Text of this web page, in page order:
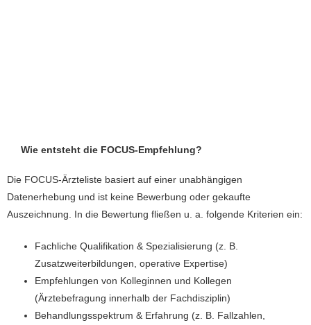
Wie entsteht die FOCUS-Empfehlung?
Die FOCUS-Ärzteliste basiert auf einer unabhängigen
Datenerhebung und ist keine Bewerbung oder gekaufte
Auszeichnung. In die Bewertung fließen u. a. folgende Kriterien ein:
Fachliche Qualifikation & Spezialisierung (z. B.
Zusatzweiterbildungen, operative Expertise)
Empfehlungen von Kolleginnen und Kollegen
(Ärztebefragung innerhalb der Fachdisziplin)
Behandlungsspektrum & Erfahrung (z. B. Fallzahlen,